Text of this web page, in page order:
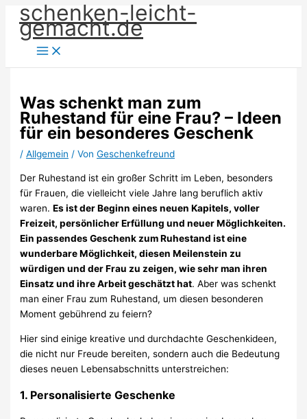
Zum
Inhalt
springen
schenken-leicht-
gemacht.de
Was schenkt man zum
Ruhestand für eine Frau? – Ideen
für ein besonderes Geschenk
/Allgemein / VonGeschenkefreund
Der Ruhestand ist ein großer Schritt im Leben, besonders
für Frauen, die vielleicht viele Jahre lang beruflich aktiv
waren.Es ist der Beginn eines neuen Kapitels, voller
Freizeit, persönlicher Erfüllung und neuer Möglichkeiten.
Ein passendes Geschenk zum Ruhestand ist eine
wunderbare Möglichkeit, diesen Meilenstein zu
würdigen und der Frau zu zeigen, wie sehr man ihren
Einsatz und ihre Arbeit geschätzt hat. Aber was schenkt
man einer Frau zum Ruhestand, um diesen besonderen
Moment gebührend zu feiern?
Hier sind einige kreative und durchdachte Geschenkideen,
die nicht nur Freude bereiten, sondern auch die Bedeutung
dieses neuen Lebensabschnitts unterstreichen:
1. Personalisierte Geschenke